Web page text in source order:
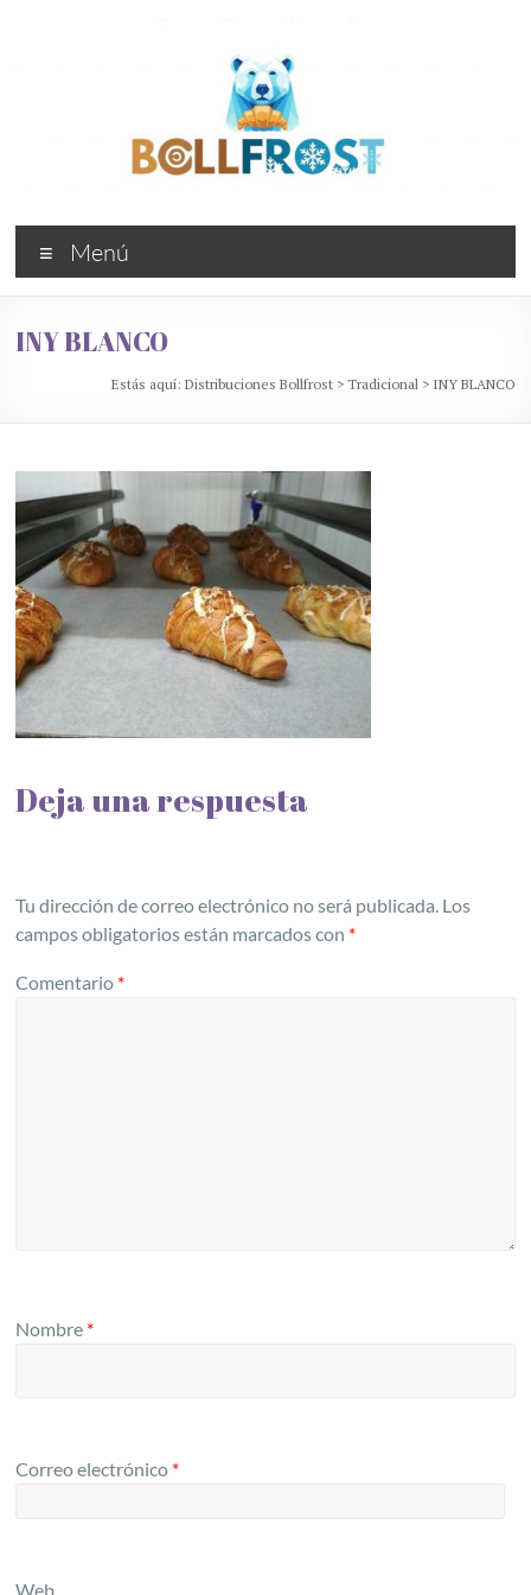
Distribuciones
Bollfrost
Bollería
industrial
Menú
INY BLANCO
Estás aquí: Distribuciones Bollfrost> Tradicional> INY BLANCO
Deja una respuesta
Tu dirección de correo electrónico no será publicada. Los
campos obligatorios están marcados con *
Comentario *
Nombre *
Correo electrónico *
Web